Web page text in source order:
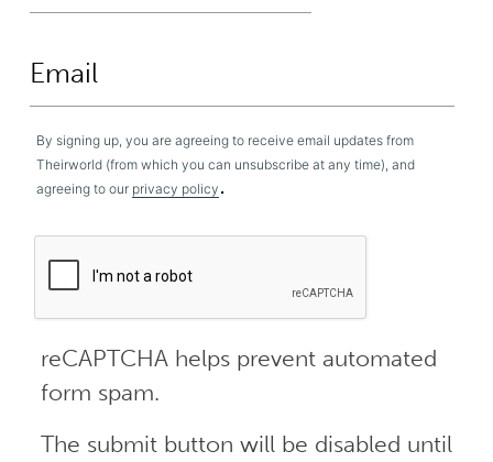
By signing up, you are agreeing to receive email updates from
Theirworld (from which you can unsubscribe at any time), and
agreeing to our privacy policy .
reCAPTCHA helps prevent automated
form spam.
The submit button will be disabled until